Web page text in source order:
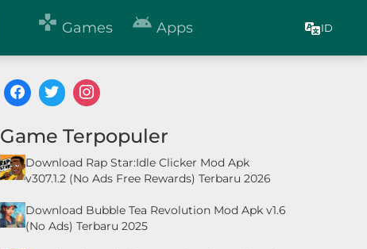
 Games  Apps ID
Game Terpopuler
Download Rap Star:Idle Clicker Mod Apk
v307.1.2 (No Ads Free Rewards) Terbaru 2026
Download Bubble Tea Revolution Mod Apk v1.6
(No Ads) Terbaru 2025